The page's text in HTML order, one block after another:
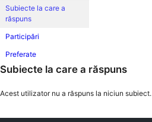
Subiecte la care a
răspuns
Participări
Preferate
Subiecte la care a răspuns
Acest utilizator nu a răspuns la niciun subiect.